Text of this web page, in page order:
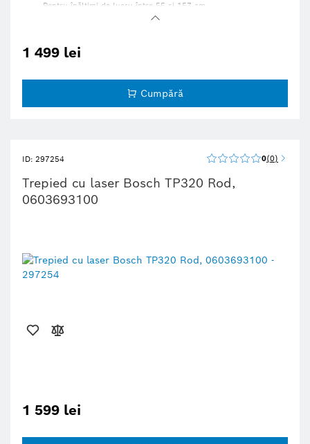
Pentru înălţimi de lucru între 55 şi 157 cm
Funcţionalitate şi precizie prin nivelă sferică
1 499 lei
Cumpără
ID: 297254 0 0
Trepied cu laser Bosch TP320 Rod,
0603693100
1 599 lei